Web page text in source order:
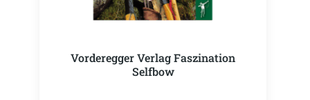
Vorderegger Verlag Faszination
Selfbow